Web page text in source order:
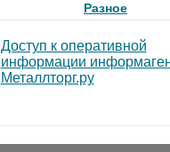
Разное
Доступ к оперативной
информации
Металлторг.ру